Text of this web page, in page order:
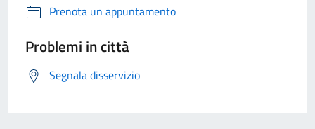
Prenota un appuntamento
Problemi in città
Segnala disservizio